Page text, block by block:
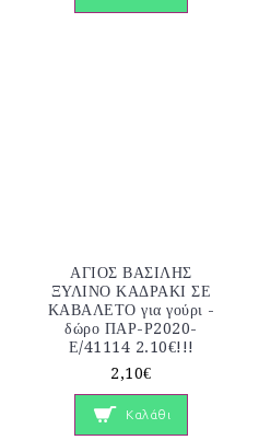
ΑΓΙΟΣ ΒΑΣΙΛΗΣ
ΞΥΛΙΝΟ ΚΑΔΡΑΚΙ ΣΕ
ΚΑΒΑΛΕΤΟ για γούρι -
δώρο ΠΑΡ-Ρ2020-
Ε/41114 2.10€!!!
2,10€
Καλάθι